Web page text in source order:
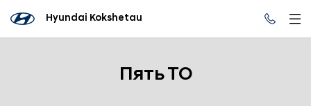
Hyundai Kokshetau
Пять ТО